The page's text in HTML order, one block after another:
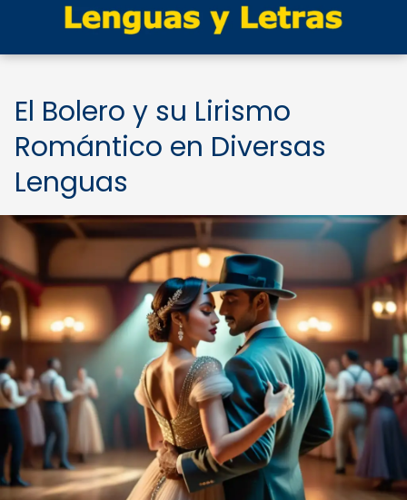
El Bolero y su Lirismo
Romántico en Diversas
Lenguas